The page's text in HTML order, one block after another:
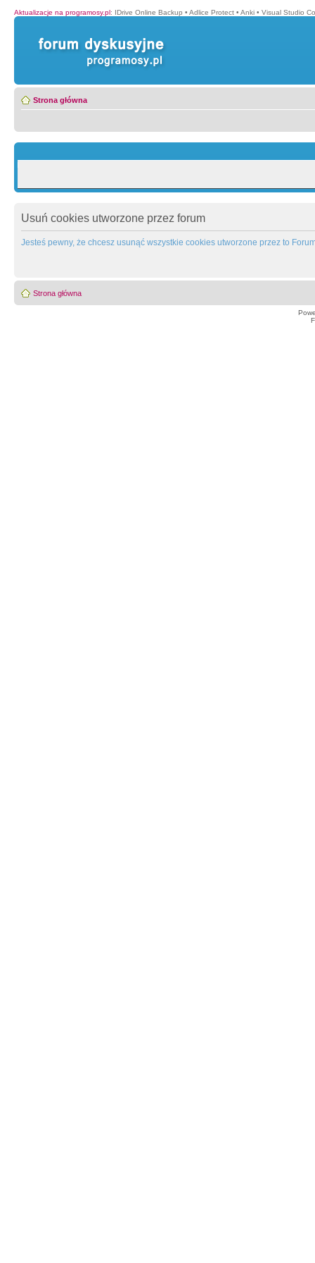
Aktualizacje na programosy.pl: IDrive Online Backup • Adlice Protect • Anki • Visual Studio
Strona główna
Usuń cookies utworzone przez forum
Jesteś pewny, że chcesz usunąć wszystkie cookies utworzone przez to
Strona główna